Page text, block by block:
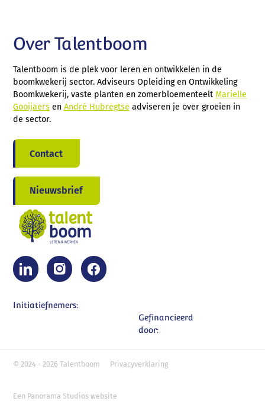
Over Talentboom
Talentboom is de plek voor leren en ontwikkelen in de
boomkwekerij sector. Adviseurs Opleiding en Ontwikkeling
Boomkwekerij, vaste planten en zomerbloementeelt Marielle
Gooijaersen André Hubregtse adviseren je over groeien in
de sector.
Contact
Nieuwsbrief
Initiatiefnemers:
Gefinancieerd
door:
© 2024 - 2026 Talentboom Privacyverklaring
Een Panorama Studios website